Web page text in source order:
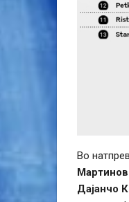
Во
Дајанчо